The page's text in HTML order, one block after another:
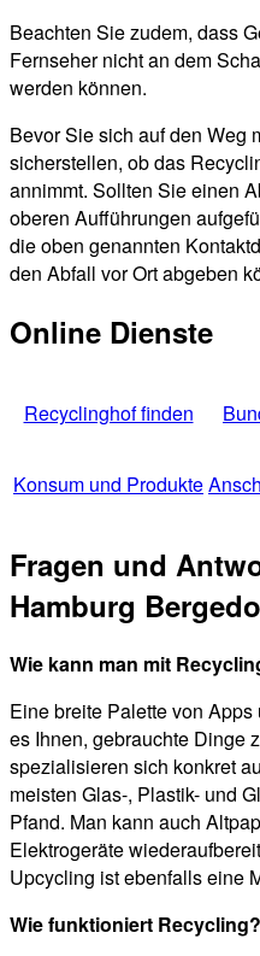
Beachten Sie zudem, dass
Fernseher nicht an dem
werden können.
Bevor Sie sich auf den Weg
sicherstellen, ob das
annimmt. Sollten Sie einen
oberen Aufführungen
die oben genannten
den Abfall vor Ort abgeben
Online Dienste
Recyclinghof finden
Konsum und Produkte
Fragen und
Hamburg
Wie kann man mit
Eine breite Palette von
es Ihnen, gebrauchte Dinge
spezialisieren sich konkret
meisten Glas-, Plastik- und
Pfand. Man kann auch
Elektrogeräte
Upcycling ist ebenfalls eine
Wie funktioniert Recycling?